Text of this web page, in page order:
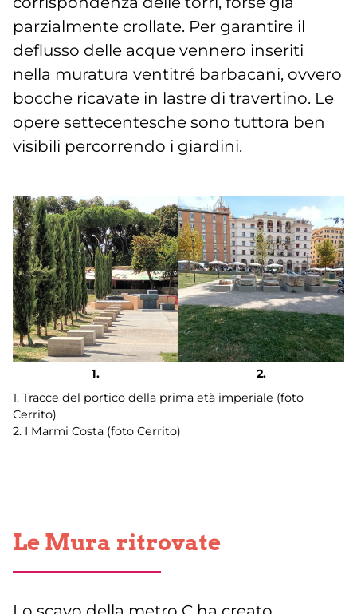
parzialmente crollate. Per garantire il
deflusso delle acque vennero inseriti
nella muratura ventitré barbacani, ovvero
bocche ricavate in lastre di travertino. Le
opere settecentesche sono tuttora ben
visibili percorrendo i giardini.
1. Tracce del portico della prima età imperiale (foto
Cerrito)
2. I Marmi Costa (foto Cerrito)
Le Mura ritrovate